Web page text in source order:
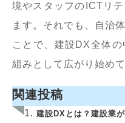
境やスタッフのICTリ
ます。それでも、自治
ことで、建設DX全体
組みとして広がり始めて
関連投稿
建設DXとは？建設業